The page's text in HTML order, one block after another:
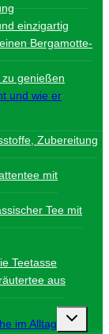
einzigartig
Bergamotte-
zu genießen
und wie er
Zubereitung
mit
Tee mit
Teetasse
aus
im Alltag